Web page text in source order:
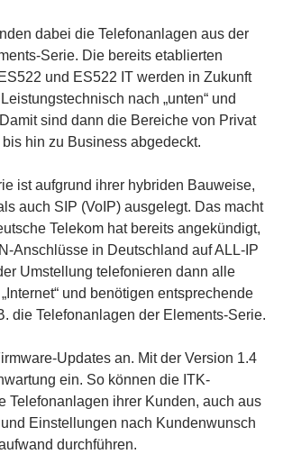
dabei die Telefonanlagen aus der
Serie. Die bereits etablierten
und ES522 IT werden in Zukunft
nach „unten“ und
sind dann die Bereiche von Privat
hin zu Business abgedeckt.
ist aufgrund ihrer hybriden Bauweise,
auch SIP (VoIP) ausgelegt. Das macht
Telekom hat bereits angekündigt,
Anschlüsse in Deutschland auf ALL-IP
Umstellung telefonieren dann alle
und benötigen entsprechende
die Telefonanlagen der Elements-Serie.
Updates an. Mit der Version 1.4
ein. So können die ITK-
Telefonanlagen ihrer Kunden, auch aus
Einstellungen nach Kundenwunsch
durchführen.